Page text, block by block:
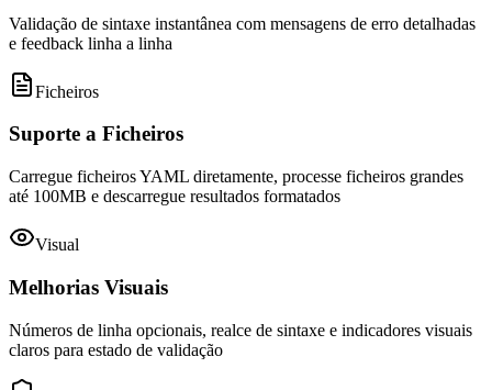
Validação de sintaxe instantânea com mensagens de erro detalhadas
e feedback linha a linha
Ficheiros
Suporte a Ficheiros
Carregue ficheiros YAML diretamente, processe ficheiros grandes
até 100MB e descarregue resultados formatados
Visual
Melhorias Visuais
Números de linha opcionais, realce de sintaxe e indicadores visuais
claros para estado de validação